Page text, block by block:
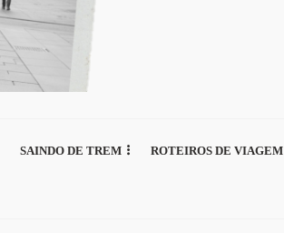
SAINDO DE TREM ROTEIROS DE VIAGEM